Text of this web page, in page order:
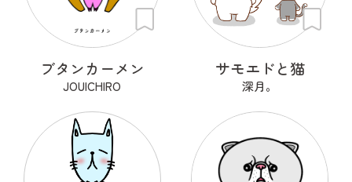
ブタンカーメン
JOUICHIRO
サモエドと猫
深月。